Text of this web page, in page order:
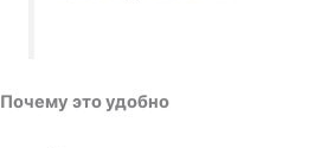
Почему это удобно